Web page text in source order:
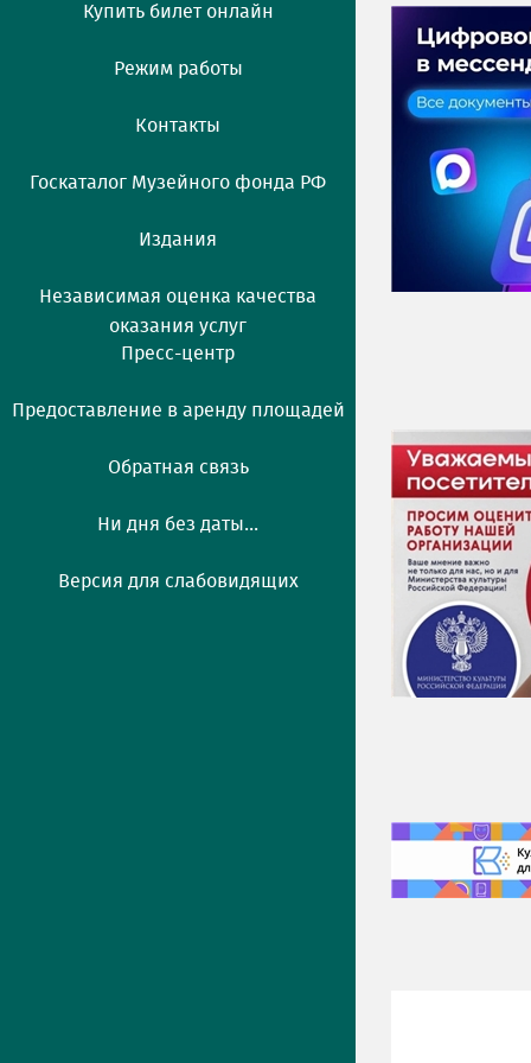
Купить билет онлайн
Режим работы
Контакты
Госкаталог Музейного фонда РФ
Издания
Независимая оценка качества
оказания услуг
Пресс-центр
Предоставление в аренду площадей
Обратная связь
Ни дня без даты...
Версия для слабовидящих